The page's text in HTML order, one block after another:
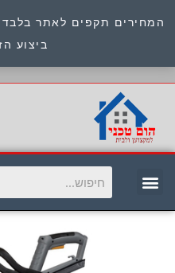
המחירים תקפים לאתר
ביצוע